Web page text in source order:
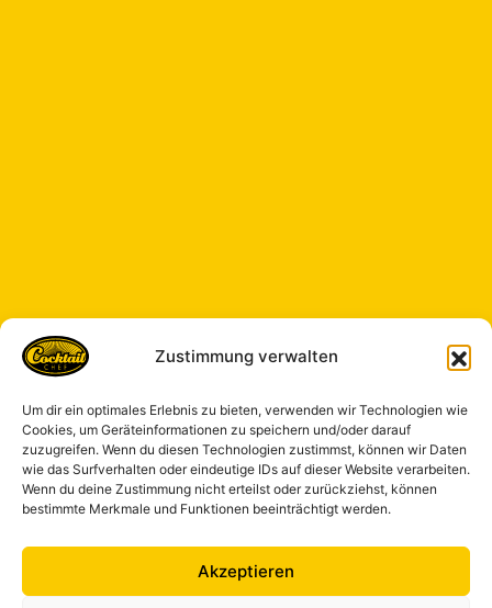
Zustimmung verwalten
Um dir ein optimales Erlebnis zu bieten, verwenden wir Technologien wie
Cookies, um Geräteinformationen zu speichern und/oder darauf
zuzugreifen. Wenn du diesen Technologien zustimmst, können wir Daten
wie das Surfverhalten oder eindeutige IDs auf dieser Website verarbeiten.
Wenn du deine Zustimmung nicht erteilst oder zurückziehst, können
bestimmte Merkmale und Funktionen beeinträchtigt werden.
Akzeptieren